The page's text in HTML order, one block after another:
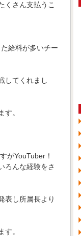
くさん支払うこ
給料が多いチー
してくれまし
。
がYouTuber！
ろんな経験をさ
表し所属長より
。